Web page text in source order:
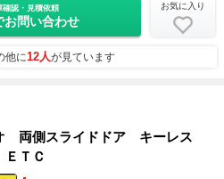
確認・見積依頼
お問い合わせ
お気に入り
他に12人が見ています
両側スライドドア キーレス
ＴＣ